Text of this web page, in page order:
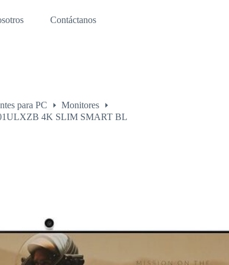
Contáctanos
para PC
Monitores
4K SLIM SMART BL